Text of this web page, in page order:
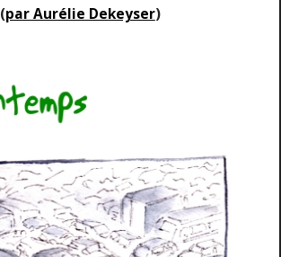
(par Aurélie Dekeyser)